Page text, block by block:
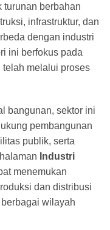
turunan berbahan
infrastruktur, dan
dengan industri
ini berfokus pada
melalui proses
bangunan, sektor ini
pembangunan
publik, serta
Industri
menemukan
dan distribusi
wilayah